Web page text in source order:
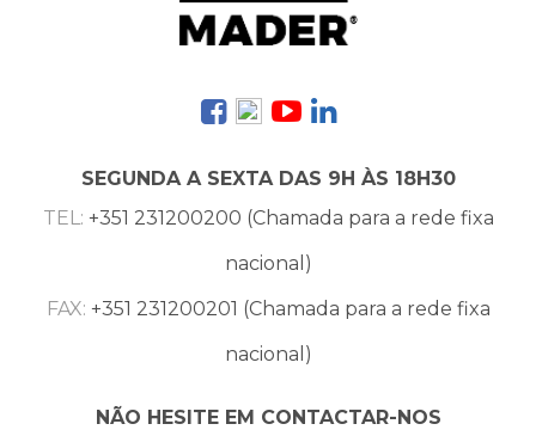
SEGUNDA A SEXTA DAS 9H ÀS 18H30
TEL: +351 231200200 (Chamada para a rede fixa
nacional)
FAX: +351 231200201 (Chamada para a rede fixa
nacional)
NÃO HESITE EM CONTACTAR-NOS